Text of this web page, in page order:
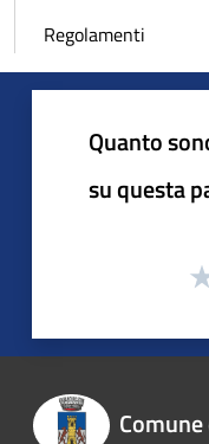
Regolamenti
Quanto
su questa